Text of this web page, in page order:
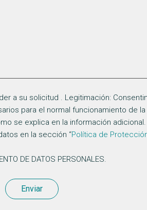
a su solicitud . Legitimación:
para el normal funcionamiento de
se explica en la información
en la sección “Política de
DE DATOS PERSONALES.
Enviar